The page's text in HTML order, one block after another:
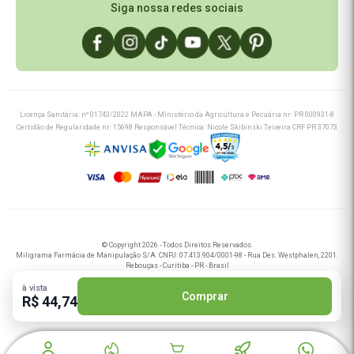
à vista
R$ 44,74 Comprar
Siga nossa redes sociais
Licença Sanitária: nº 01743/2022 MAPA - Ministério da Agricultura e Pecuária nr: PR 000931-8
Certidão de Regularidade nr: 15698 Responsável Técnica: Nicole Skibinski Teixeira CRF PR 37073
© Copyright 2026 - Todos Direitos Reservados.
Miligrama Farmácia de Manipulação S/A. CNPJ: 07.413.904/0001-98 - Rua Des. Westphalen, 2201.
Rebouças - Curitiba - PR - Brasil
Tecnologia